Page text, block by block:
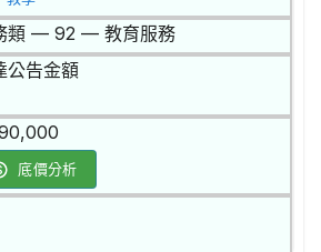
類 — 92 — 教育服務
公告金額
底價分析